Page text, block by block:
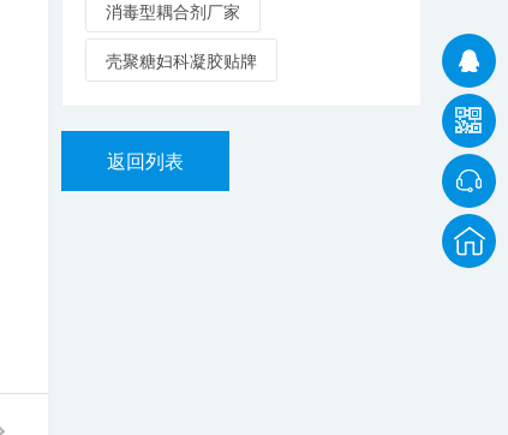
消毒型耦合剂厂家
壳聚糖妇科凝胶贴牌
返回列表